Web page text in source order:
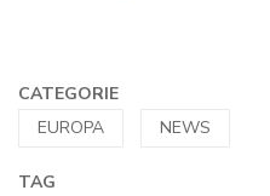
CATEGORIE
EUROPA
NEWS
TAG